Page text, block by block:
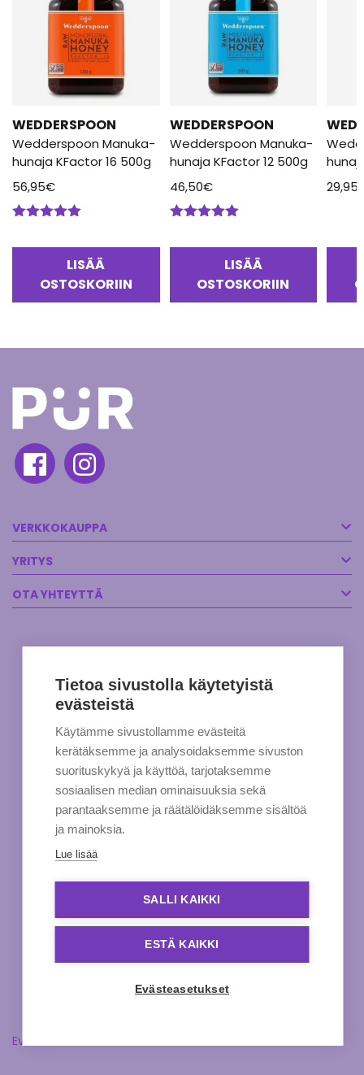
WEDDERSPOON
Wedderspoon Manuka-
hunaja KFactor 16 500g
56,95€
LISÄÄ
OSTOSKORIIN
WEDDERSPOON
Wedderspoon Manuka-
hunaja KFactor 12 500g
46,50€
LISÄÄ
OSTOSKORIIN
29,95
VERKKOKAUPPA
YRITYS
OTA YHTEYTTÄ
Evästeasetukset
Tietoa sivustolla käytetyistä
evästeistä
Käytämme sivustollamme evästeitä
kerätäksemme ja analysoidaksemme sivuston
suorituskykyä ja käyttöä, tarjotaksemme
sosiaalisen median ominaisuuksia sekä
parantaaksemme ja räätälöidäksemme sisältöä
ja mainoksia.
Lue lisää
SALLI KAIKKI
ESTÄ KAIKKI
Evästeasetukset